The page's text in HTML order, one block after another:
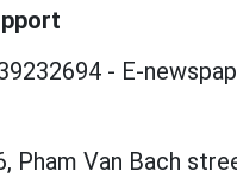
- E-
Pham Van Bach